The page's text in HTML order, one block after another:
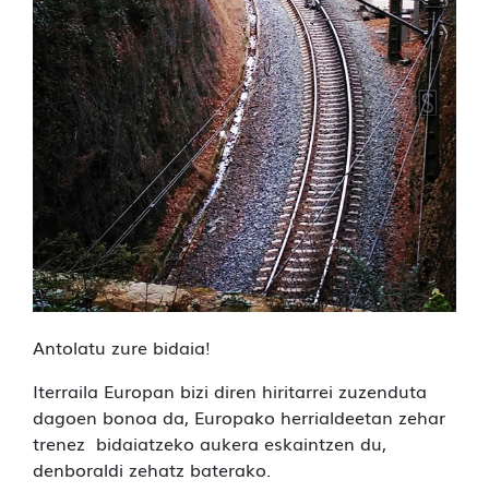
Antolatu zure bidaia!
Iterraila Europan bizi diren hiritarrei zuzenduta
dagoen bonoa da, Europako herrialdeetan zehar
trenez bidaiatzeko aukera eskaintzen du,
denboraldi zehatz baterako.